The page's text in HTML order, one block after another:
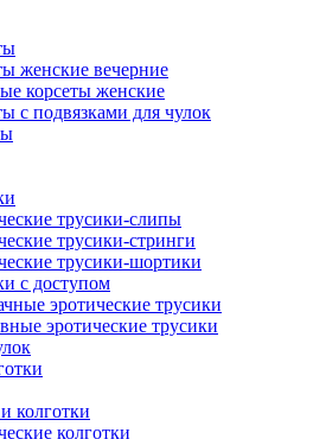
женские вечерние
корсеты женские
с подвязками для чулок
трусики-слипы
трусики-стринги
трусики-шортики
с доступом
эротические трусики
эротические трусики
колготки
колготки